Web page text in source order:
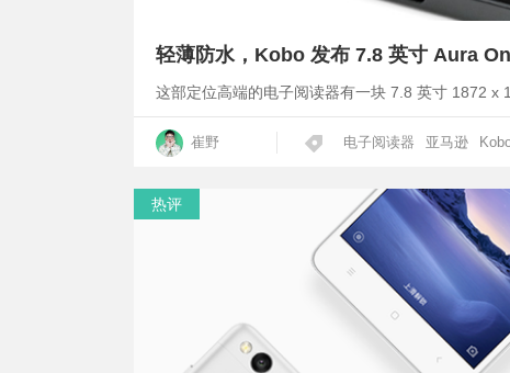
轻薄防水，Kobo 发布 7.8 英寸 Aura
这部定位高端的电子阅读器有一块 7.8 英寸 1872
崔野 电子阅读器 亚马逊
热评